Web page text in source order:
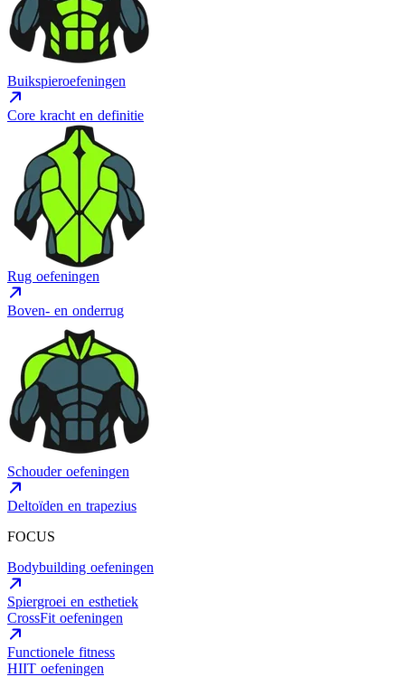
Buikspieroefeningen
Core kracht en definitie
Rug oefeningen
Boven- en onderrug
Schouder oefeningen
Deltoïden en trapezius
FOCUS
Bodybuilding oefeningen
Spiergroei en esthetiek
CrossFit oefeningen
Functionele fitness
HIIT oefeningen